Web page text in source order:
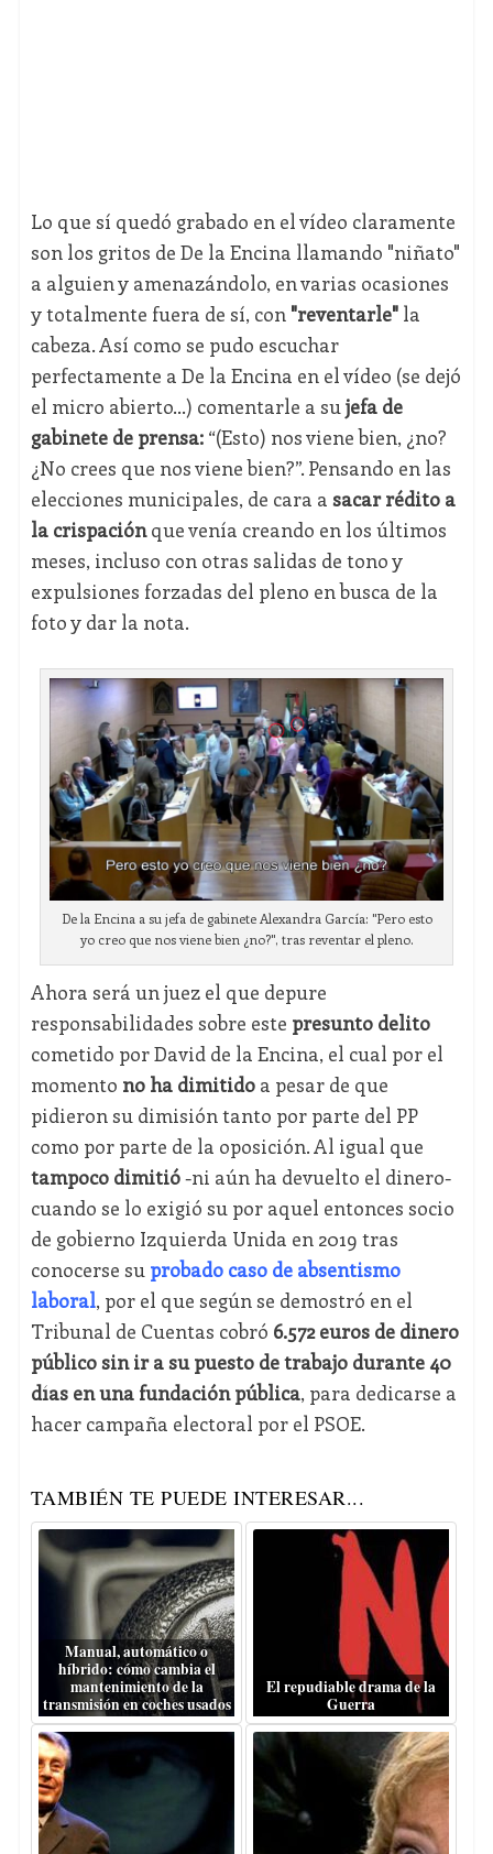
Lo que sí quedó grabado en el vídeo claramente
son los gritos de De la Encina llamando "niñato"
a alguien y amenazándolo, en varias ocasiones
y totalmente fuera de sí, con "reventarle"la
cabeza. Así como se pudo escuchar
perfectamente a De la Encina en el vídeo (se dejó
el micro abierto...) comentarle a sujefa de
gabinete de prensa:“(Esto) nos viene bien, ¿no?
¿No crees que nos viene bien?”. Pensando en las
elecciones municipales, de cara a sacar rédito a
la crispaciónque venía creando en los últimos
meses, incluso con otras salidas de tono y
expulsiones forzadas del pleno en busca de la
foto y dar la nota.
De la Encina a su jefa de gabinete Alexandra García: "Pero esto
yo creo que nos viene bien ¿no?", tras reventar el pleno.
Ahora será un juez el que depure
responsabilidades sobre este presunto delito
cometido por David de la Encina, el cual por el
momento no ha dimitidoa pesar de que
pidieron su dimisión tanto por parte del PP
como por parte de la oposición. Al igual que
tampoco dimitió-ni aún ha devuelto el dinero-
cuando se lo exigió su por aquel entonces socio
de gobierno Izquierda Unida en 2019 tras
conocerse su probado caso de absentismo
laboral, por el que según se demostró en el
Tribunal de Cuentas cobró 6.572 euros de dinero
público sin ir a su puesto de trabajo durante 40
días en una fundación pública, para dedicarse a
hacer campaña electoral por el PSOE.
TAMBIÉN TE PUEDE INTERESAR...
Manual, automático o
híbrido: cómo cambia el
mantenimiento de la
transmisión en coches usados
El repudiable drama de la
Guerra